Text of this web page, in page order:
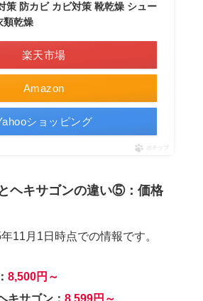
策 防カビ カビ対策 靴乾燥 シュー
類乾燥
Amazon
楽天市場
ショッピング
ポチップ
ヘキサゴンの違い⑤：価格
11月1日時点での情報です。
8,500円～
キサゴン：8,599円～